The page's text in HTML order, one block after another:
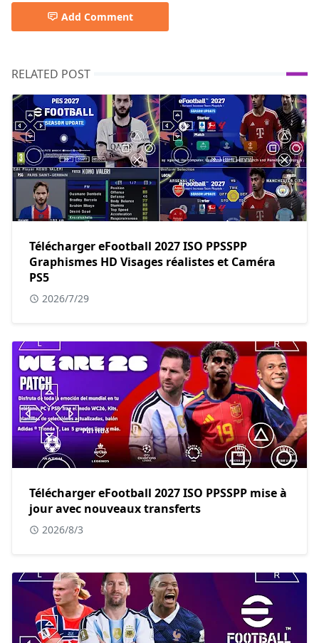
Add Comment
RELATED POST
Télécharger eFootball 2027 ISO PPSSPP
Graphismes HD Visages réalistes et Caméra
PS5
2026/7/29
Télécharger eFootball 2027 ISO PPSSPP mise à
jour avec nouveaux transferts
2026/8/3